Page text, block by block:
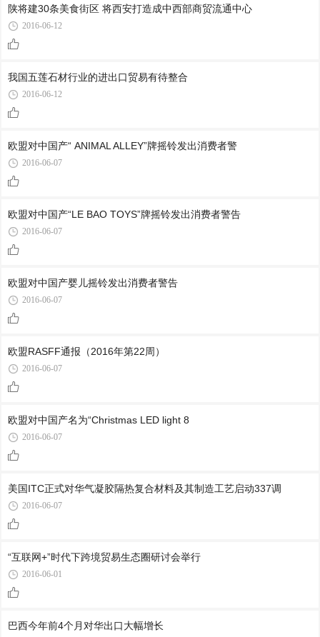
陕将建30条美食街区 将西安打造成中西部商贸流通中心
2016-06-12
我国五莲石材行业的进出口贸易有待整合
2016-06-12
欧盟对中国产“ ANIMAL ALLEY”牌摇铃发出消费者警
2016-06-07
欧盟对中国产“LE BAO TOYS”牌摇铃发出消费者警告
2016-06-07
欧盟对中国产婴儿摇铃发出消费者警告
2016-06-07
欧盟RASFF通报（2016年第22周）
2016-06-07
欧盟对中国产名为“Christmas LED light 8
2016-06-07
美国ITC正式对华气凝胶隔热复合材料及其制造工艺启动337调
2016-06-07
“互联网+”时代下跨境贸易生态圈研讨会举行
2016-06-01
巴西今年前4个月对华出口大幅增长